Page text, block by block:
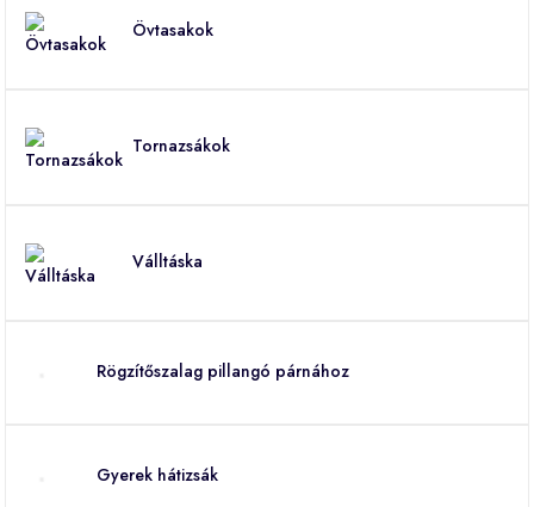
Övtasakok
Tornazsákok
Válltáska
Rögzítőszalag pillangó párnához
Gyerek hátizsák